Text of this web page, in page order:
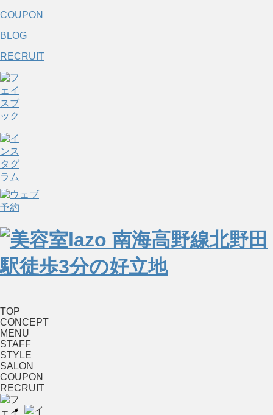
COUPON
BLOG
RECRUIT
TOP
CONCEPT
MENU
STAFF
STYLE
SALON
COUPON
RECRUIT